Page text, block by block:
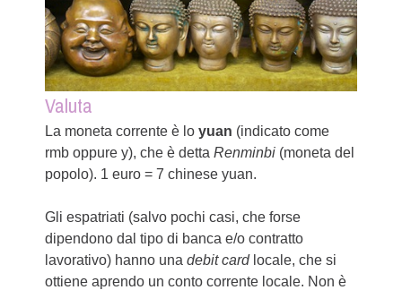
Valuta
La moneta corrente è loyuan (indicato come
rmb oppure y), che è dettaRenminbi (moneta del
popolo). 1 euro = 7 chinese yuan.
Gli espatriati (salvo pochi casi, che forse
dipendono dal tipo di banca e/o contratto
lavorativo) hanno unadebit cardlocale, che si
ottiene aprendo un conto corrente locale. Non è